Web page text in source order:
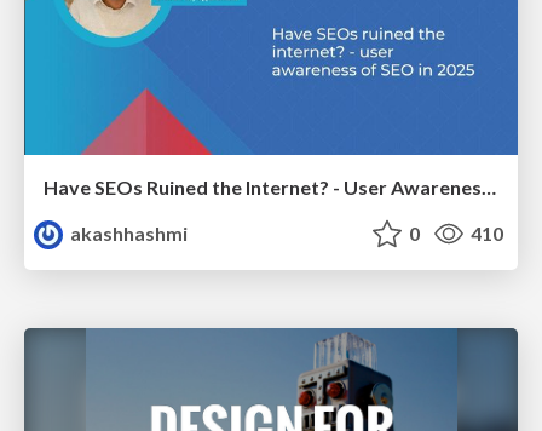
Have SEOs Ruined the Internet? - User Awareness of SEO in 2025
akashhashmi
0 410